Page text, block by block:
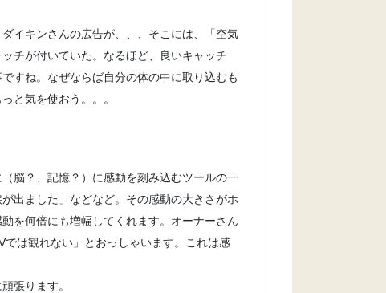
イキンさんの広告が、、、そこには、「空気
チが付いていた。なるほど、良いキャッチ
すね。なぜならば自分の体の中に取り込むも
と気を使おう。。。
脳？、記憶？）に感動を刻み込むツールの一
出ました」などなど。その感動の大きさがホ
を何倍にも増幅してくれます。オーナーさん
は観れない」とおっしゃいます。これは感
張ります。